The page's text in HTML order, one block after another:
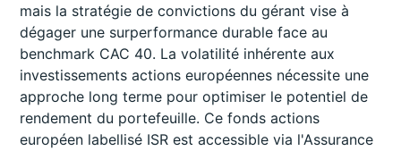
mais la stratégie de convictions du gérant vise à
dégager une surperformance durable face au
benchmark CAC 40. La volatilité inhérente aux
investissements actions européennes nécessite une
approche long terme pour optimiser le potentiel de
rendement du portefeuille. Ce fonds actions
européen labellisé ISR est accessible via l'Assurance